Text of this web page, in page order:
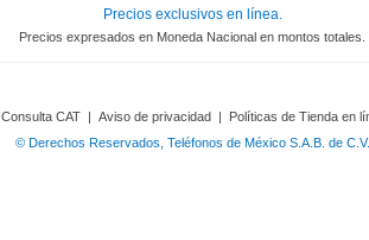
Precios exclusivos en línea.
Precios expresados en Moneda Nacional en montos totales.
Consulta CAT | Aviso de privacidad | Políticas de Tienda en
© Derechos Reservados, Teléfonos de México S.A.B. de C.V.